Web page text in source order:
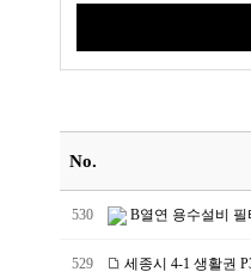
No.
530 B열연 용수설비
529 세종시 4-1 생활권